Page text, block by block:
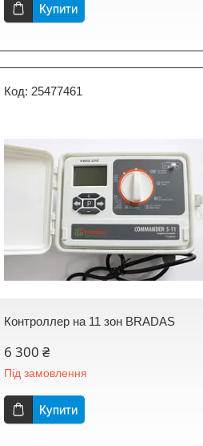
Купити
25477461
Контроллер на 11 зон BRADAS
6 300 ₴
Під замовлення
Купити